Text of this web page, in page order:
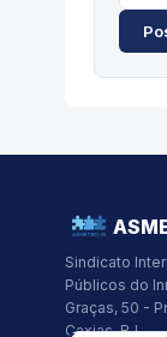
Sindicato
Públicos do
Graças, 50 -
Caxias, RJ